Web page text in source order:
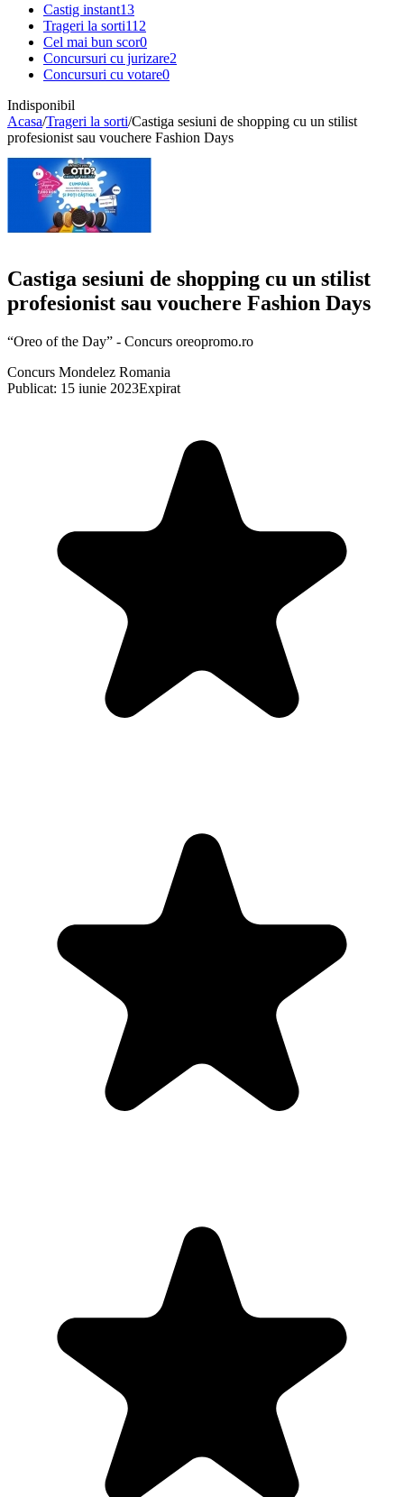
Castig instant13
Trageri la sorti112
Cel mai bun scor0
Concursuri cu jurizare2
Concursuri cu votare0
Indisponibil
Acasa/Trageri la sorti/Castiga sesiuni de shopping cu un stilist
profesionist sau vouchere Fashion Days
Castiga sesiuni de shopping cu un stilist
profesionist sau vouchere Fashion Days
“Oreo of the Day” - Concurs oreopromo.ro
Concurs Mondelez Romania
Publicat: 15 iunie 2023Expirat